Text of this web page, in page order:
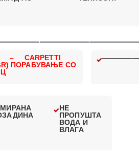
ПОРАБУВАЊЕ СО
НЕ
ПРОПУШТА
ВОДА И
ВЛАГА